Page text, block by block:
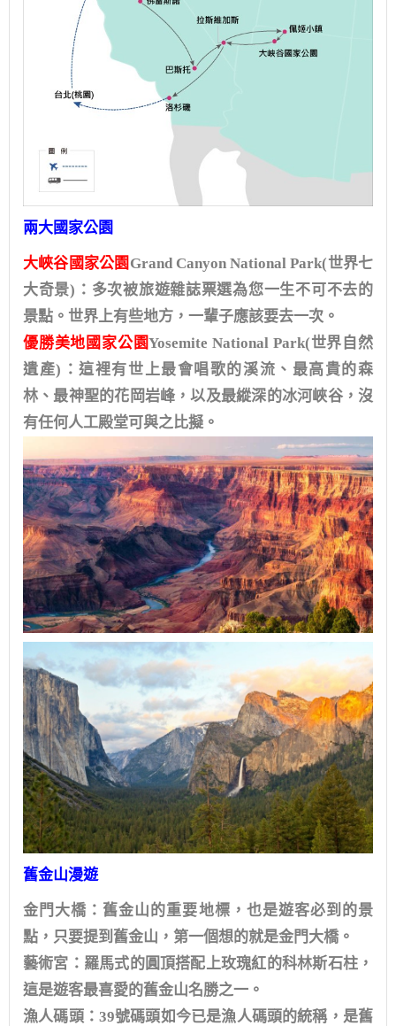
兩大國家公園
大峽谷國家公園 Grand Canyon National Park(世界七
大奇景)：多次被旅遊雜誌票選為您一生不可不去的
景點。世界上有些地方，一輩子應該要去一次。
優勝美地國家公園Yosemite National Park(世界自然
遺產)：這裡有世上最會唱歌的溪流、最高貴的森
林、最神聖的花岡岩峰，以及最縱深的冰河峽谷，沒
有任何人工殿堂可與之比擬。
舊金山漫遊
金門大橋：舊金山的重要地標，也是遊客必到的景
點，只要提到舊金山，第一個想的就是金門大橋。
藝術宮：羅馬式的圓頂搭配上玫瑰紅的科林斯石柱，
這是遊客最喜愛的舊金山名勝之一。
漁人碼頭：39號碼頭如今已是漁人碼頭的統稱，是舊